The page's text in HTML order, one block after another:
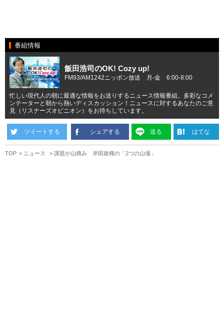
番組情報
飯田浩司のOK! Cozy up!
FM93/AM1242ニッポン放送 月-金 6:00-8:00
忙しい現代人の朝に最適な情報をお送りするニュース情報番組。多彩なコメ
ンテーターと朝から熱いディスカッション！ニュースに対するあなたのご意
見（リスナーズオピニオン）をお待ちしています。
ツイートする シェアする 送る はてな
TOP ニュース 課題が山積み 岸田政権の「2つの山場」